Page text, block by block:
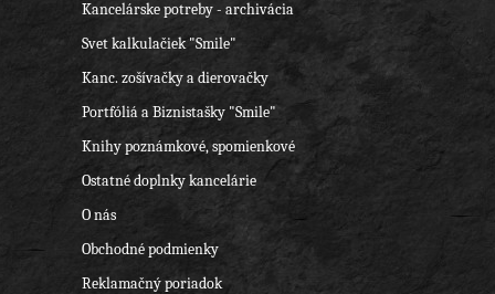
Kancelárske potreby - archivácia
Svet kalkulačiek "Smile"
Kanc. zošívačky a dierovačky
Portfóliá a Biznistašky "Smile"
Knihy poznámkové, spomienkové
Ostatné doplnky kancelárie
O nás
Obchodné podmienky
Reklamačný poriadok